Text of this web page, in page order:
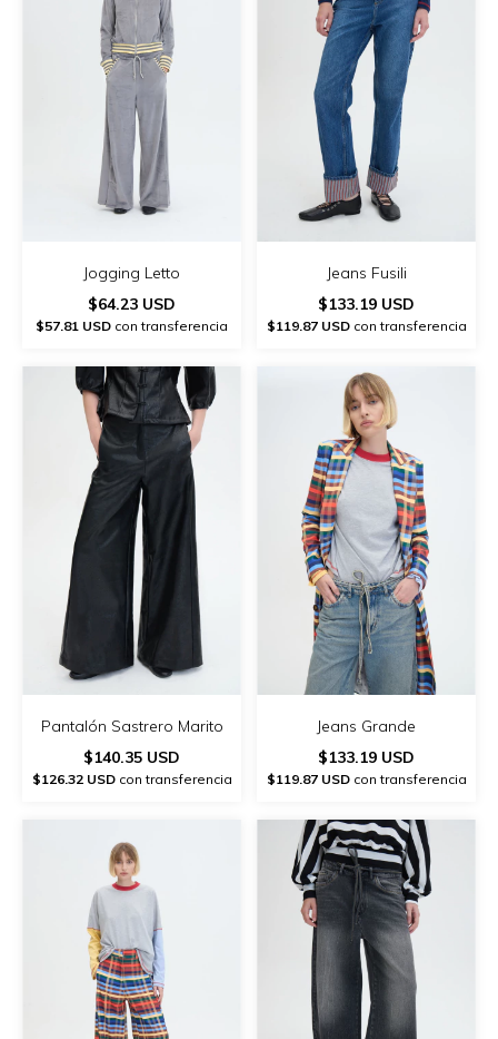
Jogging Letto
$64.23 USD
$57.81 USD con transferencia
Jeans Fusili
$133.19 USD
$119.87 USDcon transferencia
Pantalón Sastrero Marito
$140.35 USD
$126.32 USDcon transferencia
Jeans Grande
$133.19 USD
$119.87 USDcon transferencia